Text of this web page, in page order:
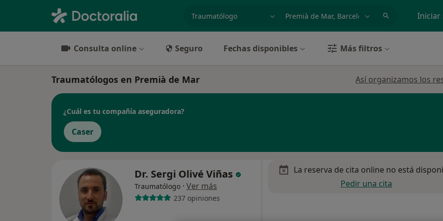
especialidad, enfermedad o nombre
p. ej. Madrid Iniciar
Consulta online Seguro Fechas disponibles Más filtros
Traumatólogos en Premià de Mar Así organizamos los
¿Cuál es tu compañía aseguradora?
Caser
Dr. Sergi Olivé Viñas
Traumatólogo · Ver más
237 opiniones
La reserva de cita online no está
Pedir una cita